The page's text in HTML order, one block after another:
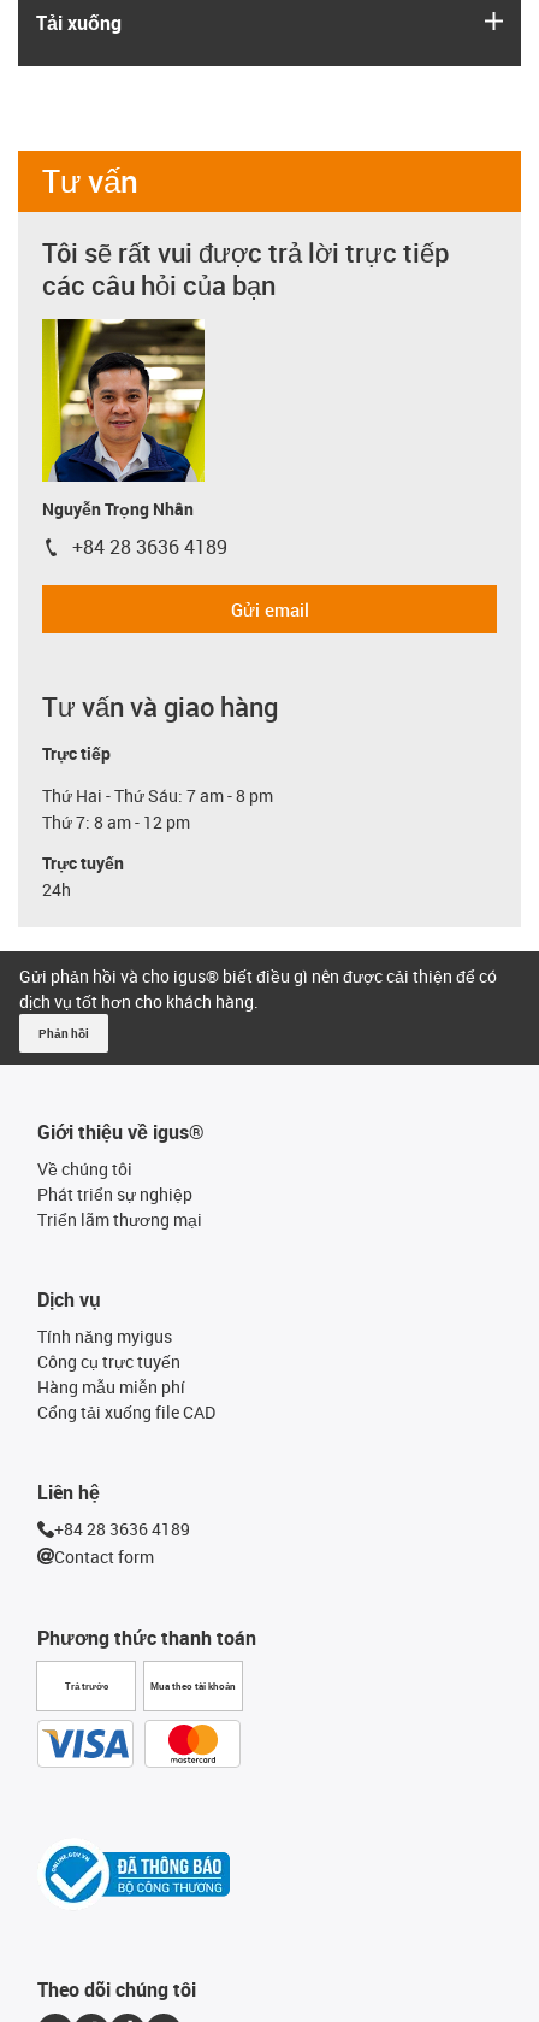
Tải xuống
Tư vấn
Tôi sẽ rất vui được trả lời trực tiếp
các câu hỏi của bạn
Nguyễn Trọng Nhân
igus-icon-phone
+84 28 3636 4189
Gửi email
Tư vấn và giao hàng
Trực tiếp
Thứ Hai - Thứ Sáu: 7 am - 8 pm
Thứ 7: 8 am - 12 pm
Trực tuyến
24h
Gửi phản hồi và cho igus® biết điều gì nên được cải thiện để có
dịch vụ tốt hơn cho khách hàng.
Phản hồi
Giới thiệu về igus®
Về chúng tôi
Phát triển sự nghiệp
Triển lãm thương mại
Phương thức thanh toán
Trả trước Mua theo tài khoản
Dịch vụ
Tính năng myigus
Công cụ trực tuyến
Hàng mẫu miễn phí
Cổng tải xuống file CAD
Liên hệ
+84 28 3636 4189
Contact form
Theo dõi chúng tôi